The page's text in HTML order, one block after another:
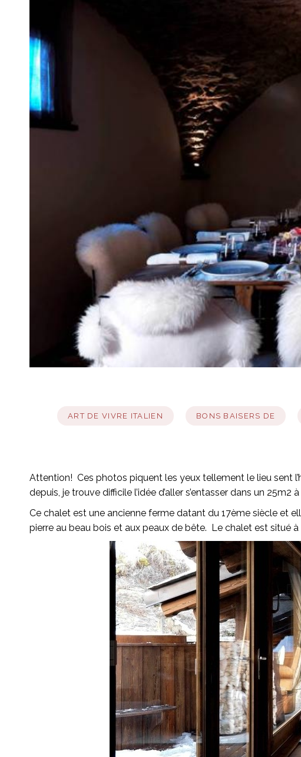
ART DE VIVRE ITALIEN BONS BAISERS DE
Attention! Ces photos piquent les yeux tellement le lieu sent
depuis, je trouve difficile l’idée d’aller s’entasser dans un
Ce chalet est une ancienne ferme datant du 17ème siècle et
pierre au beau bois et aux peaux de bête. Le chalet est situé